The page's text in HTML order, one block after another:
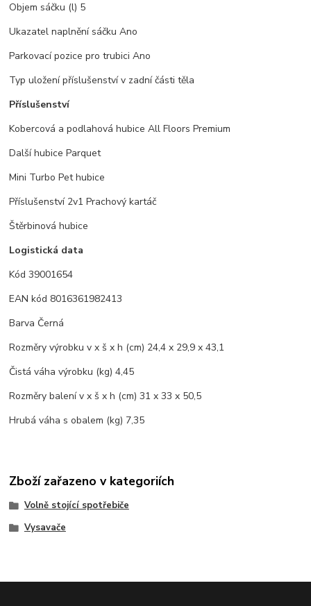
Objem sáčku (l) 5
Ukazatel naplnění sáčku Ano
Parkovací pozice pro trubici Ano
Typ uložení příslušenství v zadní části těla
Příslušenství
Kobercová a podlahová hubice All Floors Premium
Další hubice Parquet
Mini Turbo Pet hubice
Příslušenství 2v1 Prachový kartáč
Štěrbinová hubice
Logistická data
Kód 39001654
EAN kód 8016361982413
Barva Černá
Rozměry výrobku v x š x h (cm) 24,4 x 29,9 x 43,1
Čistá váha výrobku (kg) 4,45
Rozměry balení v x š x h (cm) 31 x 33 x 50,5
Hrubá váha s obalem (kg) 7,35
Zboží zařazeno v kategoriích
Volně stojící spotřebiče
Vysavače